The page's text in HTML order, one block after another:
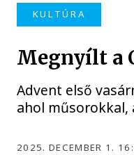
KULTÚRA
Megnyílt a
Advent első
ahol műsorokkal,
2025. DECEMBER 1.